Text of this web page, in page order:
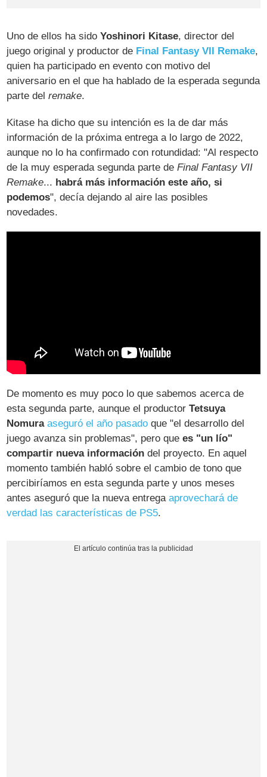
Uno de ellos ha sido Yoshinori Kitase, director del
juego original y productor de Final Fantasy VII Remake,
quien ha participado en evento con motivo del
aniversario en el que ha hablado de la esperada segunda
parte delremake.
Kitase ha dicho que su intención es la de dar más
información de la próxima entrega a lo largo de 2022,
aunque no lo ha confirmado con rotundidad: "Al respecto
de la muy esperada segunda parte deFinal Fantasy VII
Remake... habrá más información este año, si
podemos", decía dejando al aire las posibles
novedades.
De momento es muy poco lo que sabemos acerca de
esta segunda parte, aunque el productorTetsuya
Nomura aseguró el año pasado que "el desarrollo del
juego avanza sin problemas", pero quees "un lío"
compartir nueva información del proyecto. En aquel
momento también habló sobre el cambio de tono que
percibiríamos en esta segunda parte y unos meses
antes aseguró que la nueva entregaaprovechará de
verdad las características de PS5.